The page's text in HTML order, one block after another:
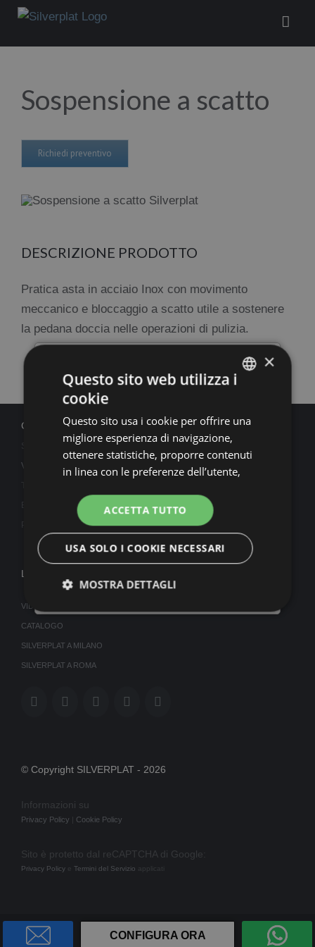
×
PERSONALIZZA LA TUA DOCCIA
SU MISURA
CONFIGURA
CONFIGURA ORA
Salta
contenuto
Sospensione a scatto
Richiedi preventivo
DESCRIZIONE PRODOTTO
Pratica asta in acciaio Inox con movimento
meccanico e bloccaggio a scatto utile a sostenere
la pedana doccia nelle operazioni di pulizia.
CONTATTI
SILVERPLAT SRL
Via Piane 23/c - 47853 Coriano (RIMINI)
info@silverplat.com
P. IVA 04420520407 REA: RN 410350
LINK UTILI
VIDEO
CATALOGO
SILVERPLAT A MILANO
SILVERPLAT A ROMA
© Copyright SILVERPLAT - 2026
Informazioni su
Privacy Policy Cookie Policy
Sito è protetto dal reCAPTCHA di Google:
Privacy Policy Termini del Servizio applicati
ENGLISH
GERMAN
×
Questo sito web utilizza i
cookie
Questo sito usa i cookie per offrire una
migliore esperienza di navigazione,
ottenere statistiche, proporre contenuti
in linea con le preferenze dell’utente,
pubblicitari (advertising) e profilazione
nostri e di terze parti e per consentire
l’interazione con i social. Cliccando su
“Accetta tutti i cookie” si acconsente
quelli pubblicitari (ads). Cliccando su
utilizzati solo i cookie necessari al
funzionamento del sito web. Cliccando
pubblicitari (ads). Per ulteriori
ACCETTA TUTTO
USA SOLO I COOKIE NECESSARI
MOSTRA DETTAGLI